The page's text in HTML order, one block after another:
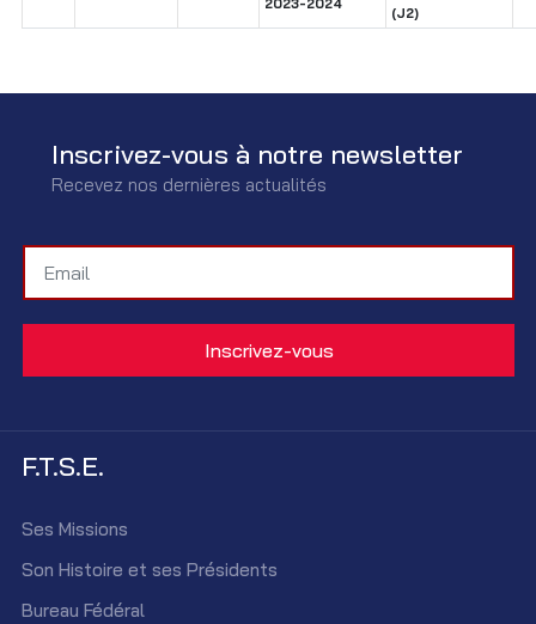
(J2)
Inscrivez-vous à notre newsletter
Recevez nos dernières actualités
F.T.S.E.
Ses Missions
Son Histoire et ses Présidents
Bureau Fédéral